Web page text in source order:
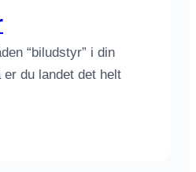
“biludstyr” i din
du landet det helt